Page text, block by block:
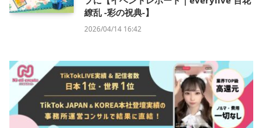
繚乱 -彩の祝典-】
2026/04/14 16:42